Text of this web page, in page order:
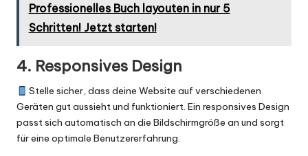
Professionelles Buch layouten in nur 5
Schritten! Jetzt starten!
4. Responsives Design
Stelle sicher, dass deine Website auf verschiedenen
Geräten gut aussieht und funktioniert. Ein responsives Design
passt sich automatisch an die Bildschirmgröße an und sorgt
für eine optimale Benutzererfahrung.